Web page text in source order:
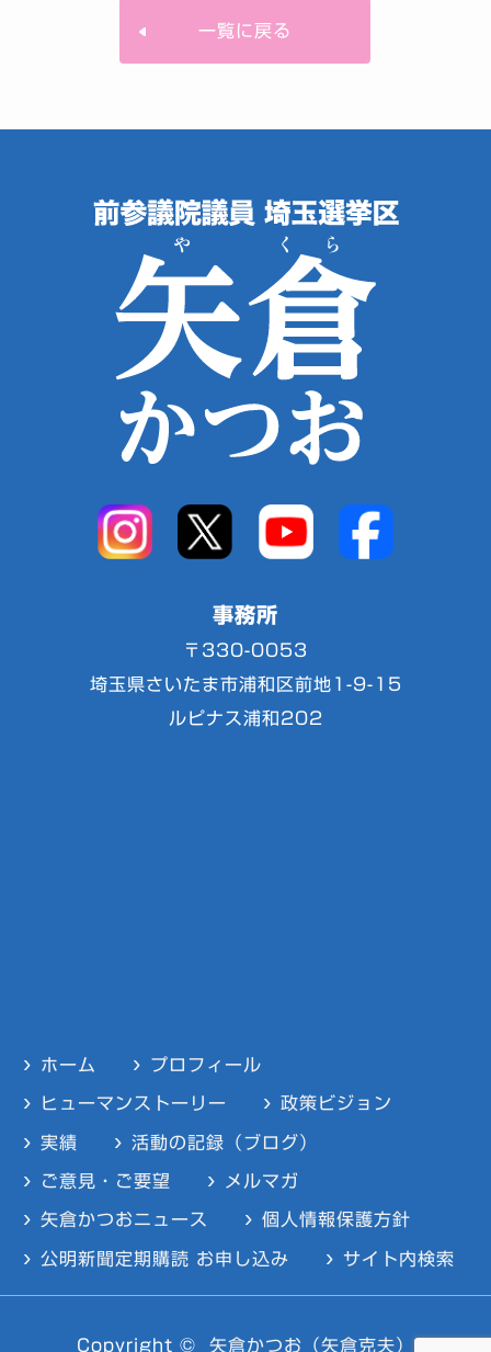
一覧に戻る
事務所
〒330-0053
埼玉県さいたま市浦和区前地1-9-15
ルピナス浦和202
ホーム プロフィール
ヒューマンストーリー 政策ビジョン
実績 活動の記録（ブログ）
ご意見・ご要望 メルマガ
矢倉かつおニュース 個人情報保護方針
公明新聞定期購読 お申し込み サイト内検索
Copyright © 矢倉かつお（矢倉克夫）